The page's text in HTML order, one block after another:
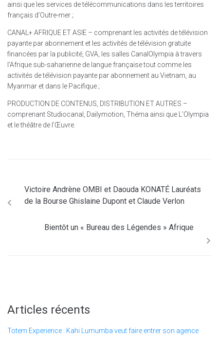
ainsi que les services de télécommunications dans les territoires
français d’Outre-mer ;
CANAL+ AFRIQUE ET ASIE – comprenant les activités de télévision
payante par abonnement et les activités de télévision gratuite
financées par la publicité, GVA, les salles CanalOlympia à travers
l’Afrique sub-saharienne de langue française tout comme les
activités de télévision payante par abonnement au Vietnam, au
Myanmar et dans le Pacifique ;
PRODUCTION DE CONTENUS, DISTRIBUTION ET AUTRES –
comprenant Studiocanal, Dailymotion, Théma ainsi que L’Olympia
et le théâtre de l’Œuvre.
Victoire Andrène OMBI et Daouda KONATÉ Lauréats
de la Bourse Ghislaine Dupont et Claude Verlon
Bientôt un « Bureau des Légendes » Afrique
Articles récents
Totem Experience : Kahi Lumumba veut faire entrer son agence